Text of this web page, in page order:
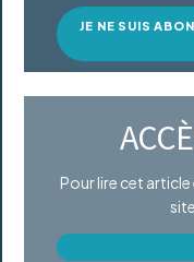
JE NE SUIS
Pour lire cet